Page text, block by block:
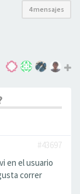
4 mensajes
#43697
en el usuario
correr